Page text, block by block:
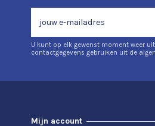
U kunt op elk gewenst moment weer
contactgegevens gebruiken uit de
Mijn account